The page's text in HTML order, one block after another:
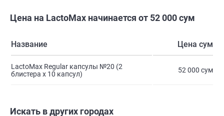
Цена на LactoMax начинается от 52 000 сум
Название Цена сум
LactoMax Regular капсулы №20 (2
блистера х 10 капсул)
52 000 сум
Искать в других городах